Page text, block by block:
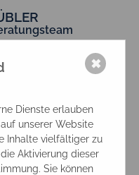
Dienste erlauben
unserer Website
Inhalte vielfältiger zu
Aktivierung dieser
Sie können
✖